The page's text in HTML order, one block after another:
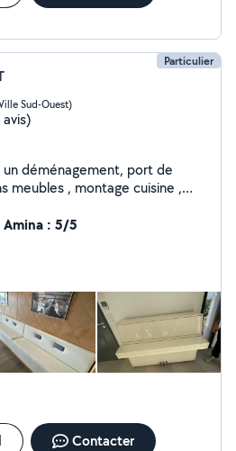
Particulier
Sud-Ouest)
déménagement, port de
meubles , montage cuisine ,
de ménage à effectuer dans
Amina : 5/5
Contacter